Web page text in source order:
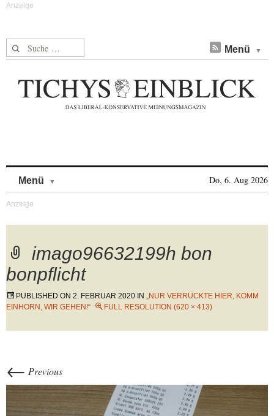
Suche nach: Menü
Menü Do, 6. Aug 2026
imago96632199h bon
bonpflicht
PUBLISHED ON 2. FEBRUAR 2020 IN „NUR VERRÜCKTE HIER, KOMM
EINHORN, WIR GEHEN!“
FULL RESOLUTION (620 × 413)
← Previous